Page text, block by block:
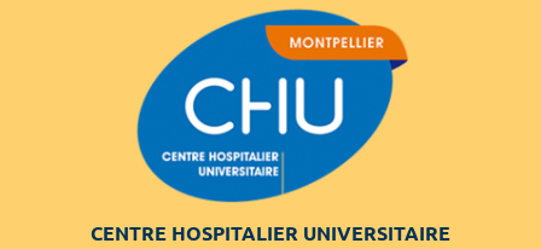
CENTRE HOSPITALIER UNIVERSITAIRE